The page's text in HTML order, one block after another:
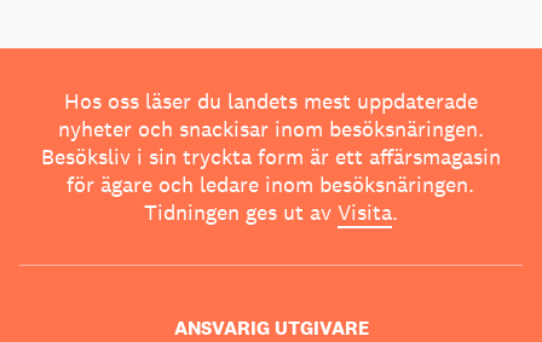
Hos oss läser du landets mest uppdaterade
nyheter och snackisar inom besöksnäringen.
Besöksliv i sin tryckta form är ett affärsmagasin
för ägare och ledare inom besöksnäringen.
Tidningen ges ut av Visita.
ANSVARIG UTGIVARE